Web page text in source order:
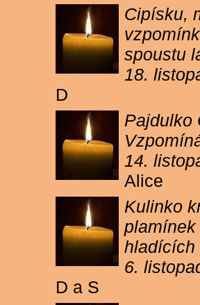
Cipísku,
spoustu
18.
D
Pajdulko
14.
Alice
Kulinko
hladících
6.
D a S